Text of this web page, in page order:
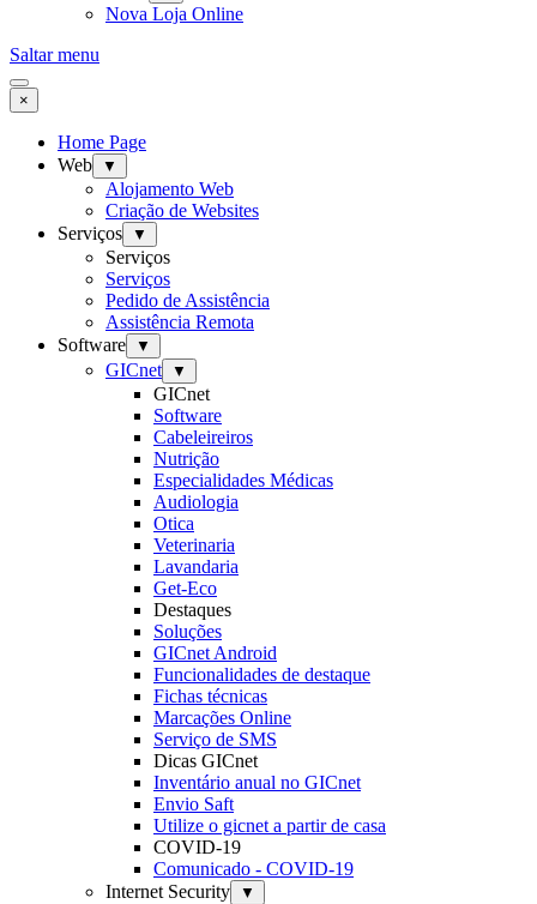
Nova Loja Online
Saltar menu
×
Home Page
Web
▼
Alojamento Web
Criação de Websites
Serviços
▼
Serviços
Serviços
Pedido de Assistência
Assistência Remota
Software
▼
GICnet ▼
GICnet
Software
Cabeleireiros
Nutrição
Especialidades Médicas
Audiologia
Otica
Veterinaria
Lavandaria
Get-Eco
Destaques
Soluções
GICnet Android
Funcionalidades de destaque
Fichas técnicas
Marcações Online
Serviço de SMS
Dicas GICnet
Inventário anual no GICnet
Envio Saft
Utilize o gicnet a partir de casa
COVID-19
Comunicado - COVID-19
Internet Security
▼